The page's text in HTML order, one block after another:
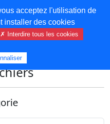
acceptez l'utilisation de
installer des cookies
✗ Interdire tous les cookies